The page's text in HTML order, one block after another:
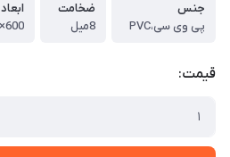
جنس
پی وی سی،PVC
ضخامت
8میل
ابعاد
600×20 & 280×25
قیمت: